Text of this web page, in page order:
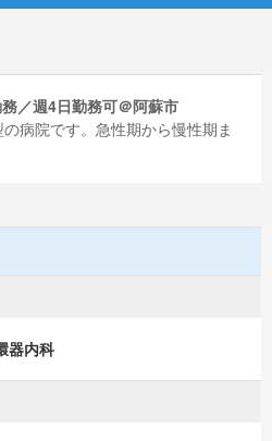
／週4日勤務可＠阿蘇市
病院です。急性期から慢性期ま
器内科